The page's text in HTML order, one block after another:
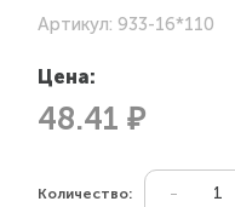
Артикул: 933-16*110
Цена:
48.41 ₽
Количество: